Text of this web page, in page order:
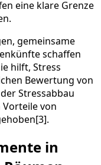
eine klare Grenze
gemeinsame
schaffen
hilft, Stress
Bewertung von
Stressabbau
von
in